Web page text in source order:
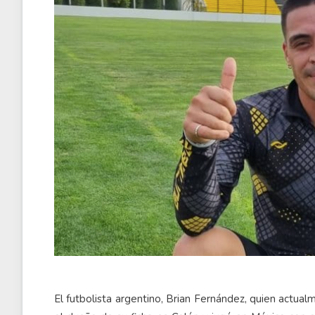
El futbolista argentino, Brian Fernández, quien